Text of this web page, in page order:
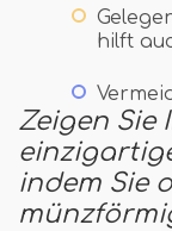
hilft
Zeigen Sie
indem Sie